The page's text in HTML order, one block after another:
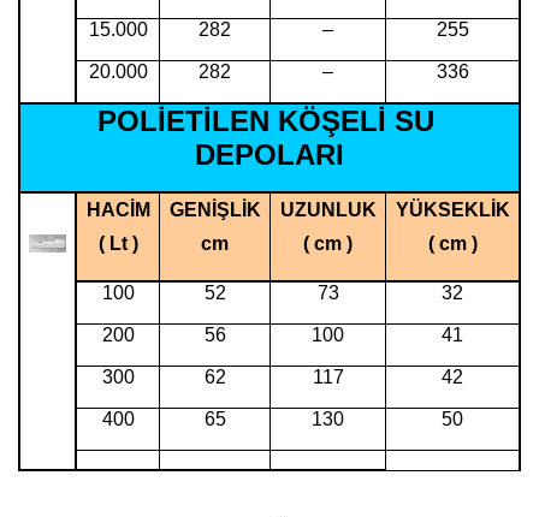
15.000 282 – 255
20.000 282 – 336
POLİETİLEN KÖŞELİ SU
DEPOLARI
HACİM
( Lt )
GENİŞLİK
cm
UZUNLUK
( cm )
YÜKSEKLİK
( cm )
100 52 73 32
200 56 100 41
300 62 117 42
400 65 130 50